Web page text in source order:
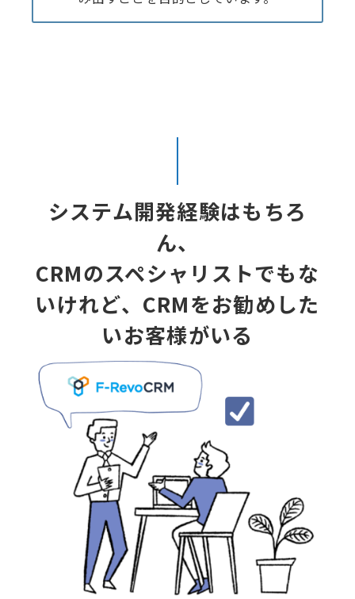
システム開発経験はもちろ
ん、
CRMのスペシャリストでもな
いけれど、CRMをお勧めした
いお客様がいる